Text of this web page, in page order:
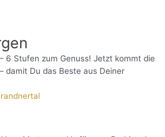
6 Stufen zum Genuss! Jetzt kommt die
damit Du das Beste aus Deiner